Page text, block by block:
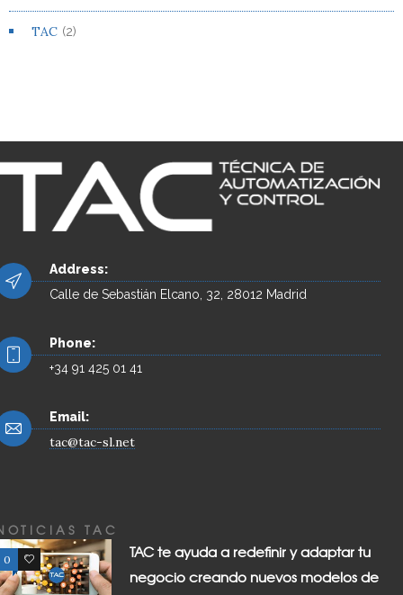
TAC (2)
Address:
Calle de Sebastián Elcano, 32, 28012 Madrid
Phone:
+34 91 425 01 41
Email:
tac@tac-sl.net
TAC
0 0
TAC te ayuda a redefinir y adaptar tu
negocio creando nuevos modelos de